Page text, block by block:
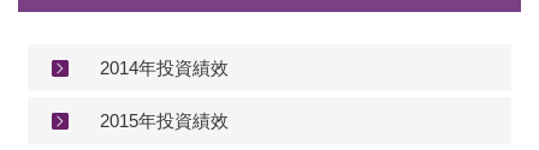
2014年投資績效
2015年投資績效